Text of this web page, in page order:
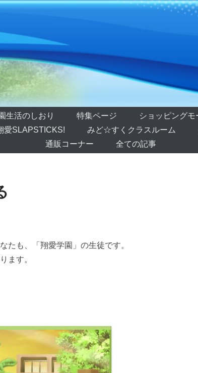
生活のしおり 特集ページ ショッピングモ
愛SLAPSTICKS! みど☆すくクラスルーム
通販コーナー
全ての記事
も、「翔愛学園」の生徒です。
ます。